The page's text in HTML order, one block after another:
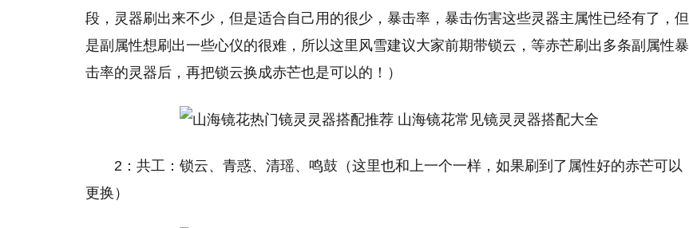
段，灵器刷出来不少，但是适合自己用的很少，暴击率，暴击伤害这些灵器主属性已经有了，但
是副属性想刷出一些心仪的很难，所以这里风雪建议大家前期带锁云，等赤芒刷出多条副属性暴
击率的灵器后，再把锁云换成赤芒也是可以的！）
2：共工：锁云、青惑、清瑶、鸣鼓（这里也和上一个一样，如果刷到了属性好的赤芒可以
更换）